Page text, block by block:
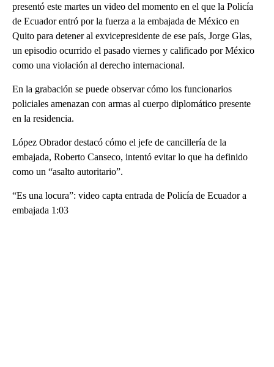
presentó este martes un video del momento en el que la Policía
de Ecuador entró por la fuerza a la embajada de México en
Quito para detener al exvicepresidente de ese país, Jorge Glas,
un episodio ocurrido el pasado viernes y calificado por México
como una violación al derecho internacional.
En la grabación se puede observar cómo los funcionarios
policiales amenazan con armas al cuerpo diplomático presente
en la residencia.
López Obrador destacó cómo el jefe de cancillería de la
embajada, Roberto Canseco, intentó evitar lo que ha definido
como un “asalto autoritario”.
“Es una locura”: video capta entrada de Policía de Ecuador a
embajada 1:03